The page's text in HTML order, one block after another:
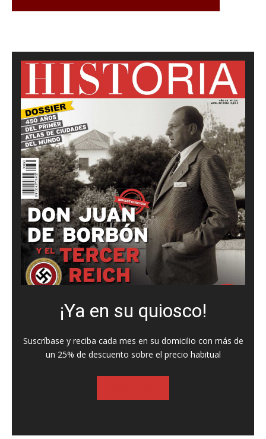
¡Ya en su quiosco!
Suscríbase y reciba cada mes en su domicilio con más de
un 25% de descuento sobre el precio habitual